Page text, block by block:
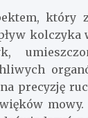
który
kolczyka
precyzję
mowy.